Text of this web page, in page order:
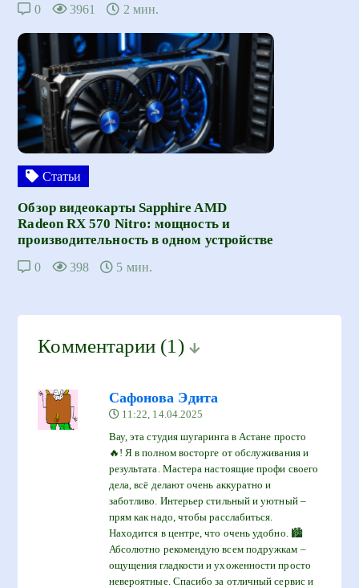
0 3961 2 мин.
Статьи
Обзор видеокарты Sapphire AMD
Radeon RX 570 Nitro: мощность и
производительность в одном устройстве
0 398 5 мин.
Комментарии (1)
Сафонова Эдита
11:22, 14.04.2025
Вау, эта студия шугаринга в Астане просто
🔥! Я в полном восторге от обслуживания и
результата. Мастера настоящие профи своего
дела, всё делают очень аккуратно и
заботливо. Интерьер стильный и уютный –
прям как надо, чтобы расслабиться.
Находится в центре, что очень удобно. 🏙️
Абсолютно рекомендую всем подружкам –
ощущения гладкости и ухоженности просто
невероятные. Спасибо за отличный сервис и